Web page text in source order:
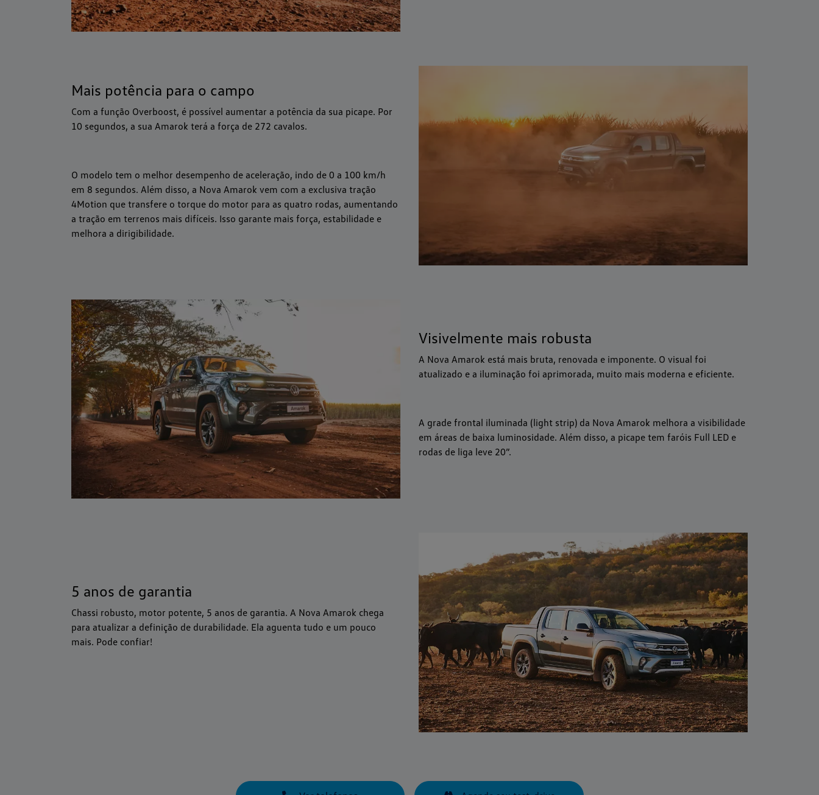
Mais potência para o campo
Com a função Overboost, é possível aumentar a potência da sua picape. Por
10 segundos, a sua Amarok terá a força de 272 cavalos.
O modelo tem o melhor desempenho de aceleração, indo de 0 a 100 km/h
em 8 segundos. Além disso, a Nova Amarok vem com a exclusiva tração
4Motion que transfere o torque do motor para as quatro rodas, aumentando
a tração em terrenos mais difíceis. Isso garante mais força, estabilidade e
melhora a dirigibilidade.
Visivelmente mais robusta
A Nova Amarok está mais bruta, renovada e imponente. O visual foi
atualizado e a iluminação foi aprimorada, muito mais moderna e eficiente.
A grade frontal iluminada (light strip) da Nova Amarok melhora a visibilidade
em áreas de baixa luminosidade. Além disso, a picape tem faróis Full LED e
rodas de liga leve 20”.
5 anos de garantia
Chassi robusto, motor potente, 5 anos de garantia. A Nova Amarok chega
para atualizar a definição de durabilidade. Ela aguenta tudo e um pouco
mais. Pode confiar!